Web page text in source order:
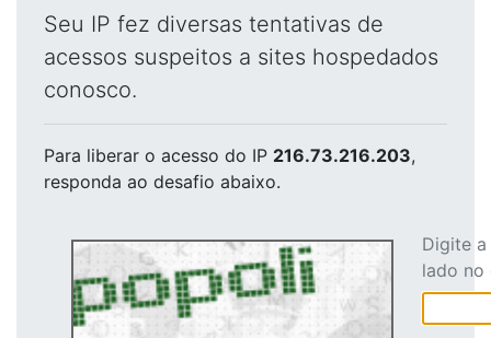
Seu IP fez diversas tentativas de
acessos suspeitos a sites hospedados
conosco.
Para liberar o acesso do IP 216.73.216.203,
responda ao desafio abaixo.
Digite
lado no